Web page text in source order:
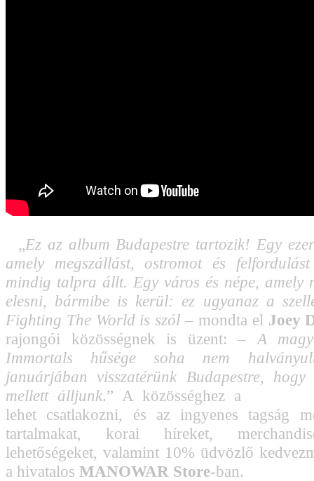
„Ez az album Budapestre tartozik! Egy
amely megszállást, ostromot és
mindig talpra állt. Egy város és népe, amely
elesni, bármibe is kerül: ez ugyanaz a
Fighting The World is szól – mondta el Joey
rajongói közösségnek is üzent: – A
Immortals hűsége soha nem
januárjában visszatérünk Budapestre,
mellett álljunk.” A közösséghez a
lehet csatlakozni, és az ingyenes tagság
tartalmakat, korai híreket,
lehetőségeket, valamint 10% üdvözlő
a hivatalos MANOWAR Store-ban.